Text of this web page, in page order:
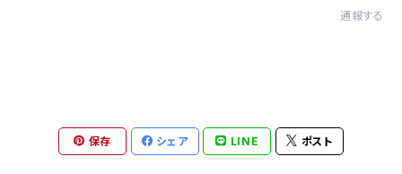
通報する
保存 シェア LINE ポスト